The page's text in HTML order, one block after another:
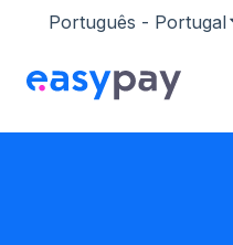
Português - Portugal